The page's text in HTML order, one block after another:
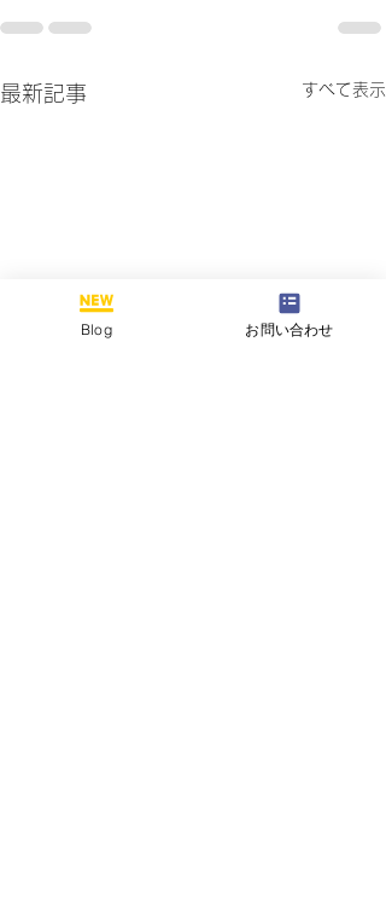
最新記事 すべて表示
Blog お問い合わせ